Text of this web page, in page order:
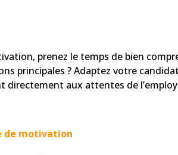
prenez le temps de bien
principales ? Adaptez votre
directement aux attentes de
de motivation